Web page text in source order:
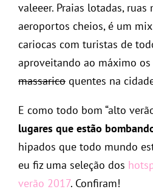
valeeer. Praias lotadas, ruas
aeroportos cheios, é um
cariocas com turistas de
aproveitando ao máximo os
massarico quentes na
E como todo bom “alto
lugares que estão
hipados que todo mundo
eu fiz uma seleção dos
verão 2017. Confiram!